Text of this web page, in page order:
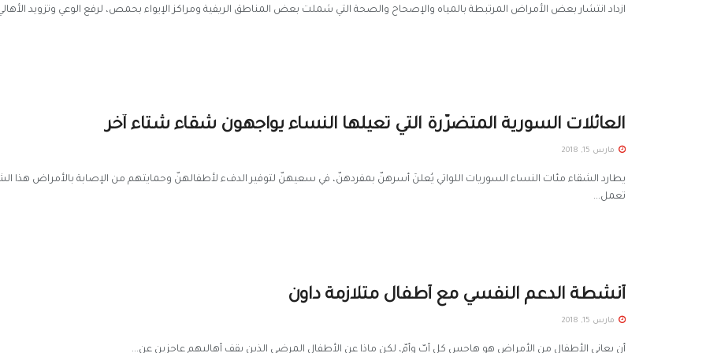
ازداد انتشار بعض الأمراض المرتبطة بالمياه والإصحاح والصحة التي شملت بعض المناطق الريفية ومراكز الإيواء بحمص، لرفع الوعي وتزويد
العائلات السورية المتضرّرة التي تعيلها النساء يواجهون شقاء شتاء آخر
مارس 15, 2018
يطارد الشقاء مئات النساء السوريات اللواتي يُعلنَ أسرهنّ بمفردهنّ، في سعيهنّ لتوفير الدفء لأطفالهنّ وحمايتهم من الإصابة بالأمراض هذا
تعمل...
أنشطة الدعم النفسي مع أطفال متلازمة داون
مارس 15, 2018
أن يعاني الأطفال من الأمراض هو هاجس كل أبّ وأمّ، لكن ماذا عن الأطفال المرضى الذين يقف أهاليهم عاجزين عن...